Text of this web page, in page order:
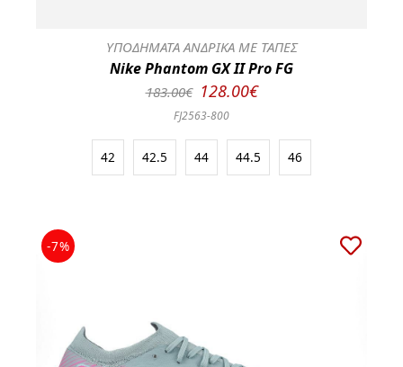
ΥΠΟΔΗΜΑΤΑ ΑΝΔΡΙΚΑ ΜΕ ΤΑΠΕΣ
Nike Phantom GX II Pro FG
183.00€ 128.00€
FJ2563-800
42 42.5 44 44.5 46
-7%